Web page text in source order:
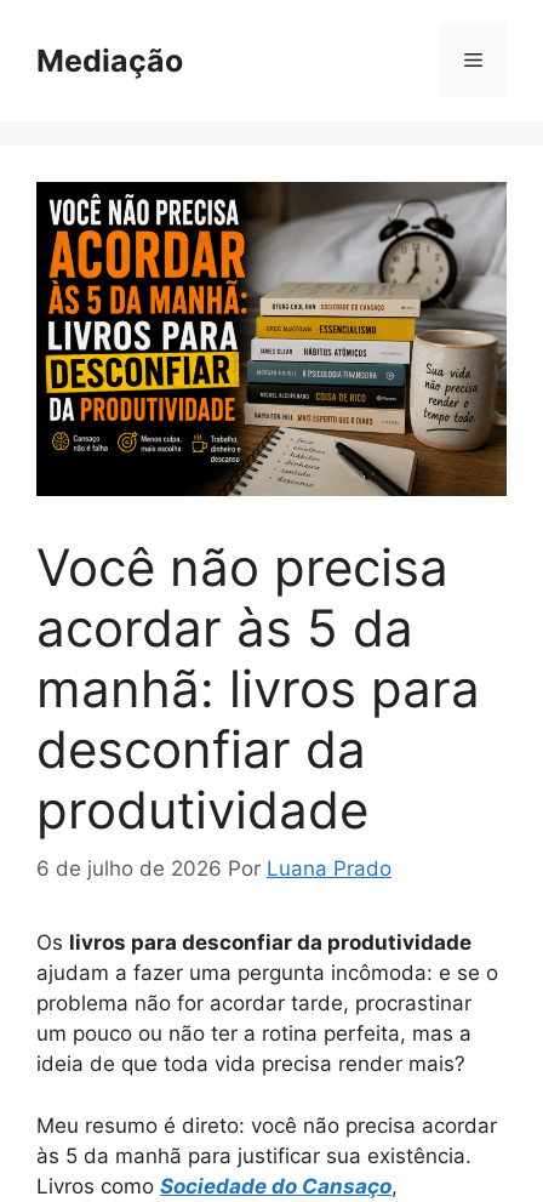
paraMediação Menu
Você não precisa
acordar às 5 da
manhã: livros para
desconfiar da
produtividade
6 de julho de 2026 Por Luana Prado
Os livros para desconfiar da produtividade
ajudam a fazer uma pergunta incômoda: e se o
problema não for acordar tarde, procrastinar
um pouco ou não ter a rotina perfeita, mas a
ideia de que toda vida precisa render mais?
Meu resumo é direto: você não precisa acordar
às 5 da manhã para justificar sua existência.
Livros como Sociedade do Cansaço,